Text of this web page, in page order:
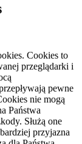
Cookies to
przeglądarki i
pewne
nie mogą
Państwa
Służą one
przyjazna